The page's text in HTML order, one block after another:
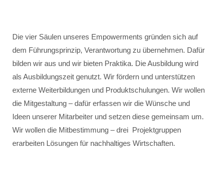
Die vier Säulen unseres Empowerments gründen sich auf
dem Führungsprinzip, Verantwortung zu übernehmen. Dafür
bilden wir aus und wir bieten Praktika. Die Ausbildung wird
als Ausbildungszeit genutzt. Wir fördern und unterstützen
externe Weiterbildungen und Produktschulungen. Wir wollen
die Mitgestaltung – dafür erfassen wir die Wünsche und
Ideen unserer Mitarbeiter und setzen diese gemeinsam um.
Wir wollen die Mitbestimmung – drei Projektgruppen
erarbeiten Lösungen für nachhaltiges Wirtschaften.